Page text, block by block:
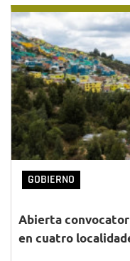
GOBIERNO
Abierta
en cuatro